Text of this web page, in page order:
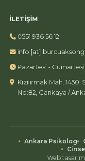
İLETIŞIM
0551 936 56 12
info [at] at
Pazartesi -
Kızılırmak Mah.
No:82, Çankaya /
Ankara Psikolog
Web